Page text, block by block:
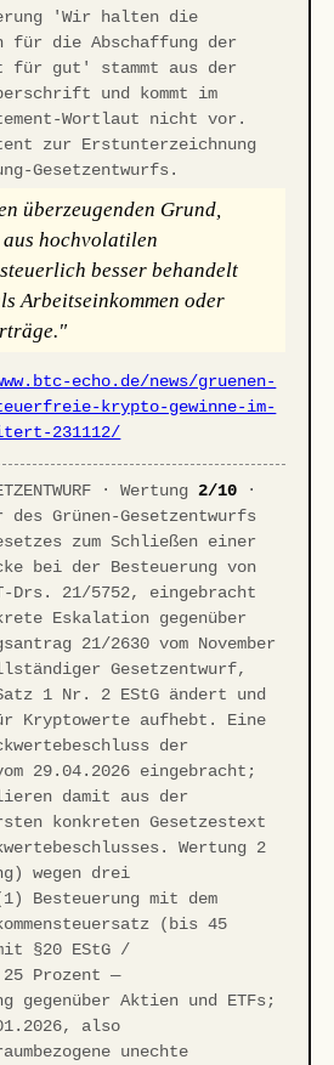
'Wir halten die
für die Abschaffung der
gut' stammt aus der
und kommt im
Wortlaut nicht vor.
zur Erstunterzeichnung
Gesetzentwurfs.
überzeugenden Grund,
hochvolatilen
besser behandelt
Arbeitseinkommen oder
echo.de/news/gruenen-
krypto-gewinne-im-
231112/
· Wertung2/10 ·
Grünen-Gesetzentwurfs
zum Schließen einer
bei der Besteuerung von
Drs. 21/5752, eingebracht
Eskalation gegenüber
21/2630 vom November
Gesetzentwurf,
1 Nr. 2 EStG ändert und
aufhebt. Eine
der
29.04.2026 eingebracht;
damit aus der
konkreten Gesetzestext
Wertung 2
wegen drei
Besteuerung mit dem
(bis 45
§20 EStG /
Prozent —
gegenüber Aktien und ETFs;
also
unechte